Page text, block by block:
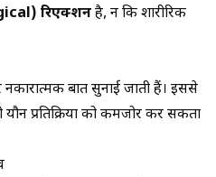
रिएक्शनहै, न कि शारीरिक
बातें सुनाई जाती हैं। इससे
प्रतिक्रिया को कमजोर कर सकता